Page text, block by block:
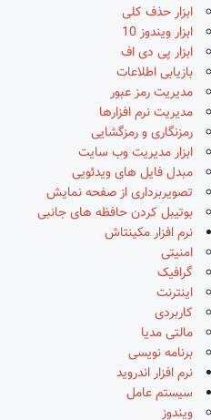
ابزار حذف کلی
ابزار ویندوز 10
ابزار پی دی اف
بازیابی اطلاعات
مدیریت رمز عبور
مدیریت نرم افزارها
رمزنگاری و رمزگشایی
ابزار مدیریت وب سایت
مبدل فایل های ویدئویی
تصویربرداری از صفحه نمایش
بوتیبل کردن حافظه های جانبی
نرم افزار مکینتاش
امنیتی
گرافیک
اینترنت
کاربردی
مالتی مدیا
برنامه نویسی
نرم افزار اندروید
سیستم عامل
ویندوز